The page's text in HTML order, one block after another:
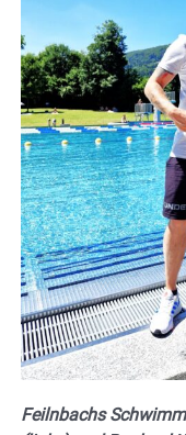
Feilnbachs